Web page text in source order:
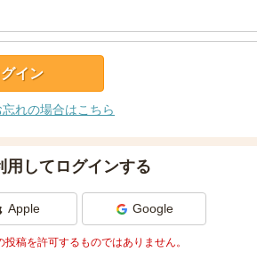
れの場合はこちら
用してログインする
Apple Google
稿を許可するものではありません。